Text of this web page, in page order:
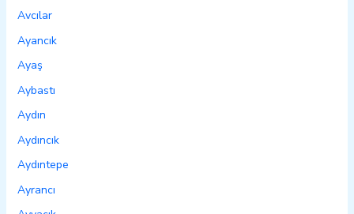
Avcılar
Ayancık
Ayaş
Aybastı
Aydın
Aydıncık
Aydıntepe
Ayrancı